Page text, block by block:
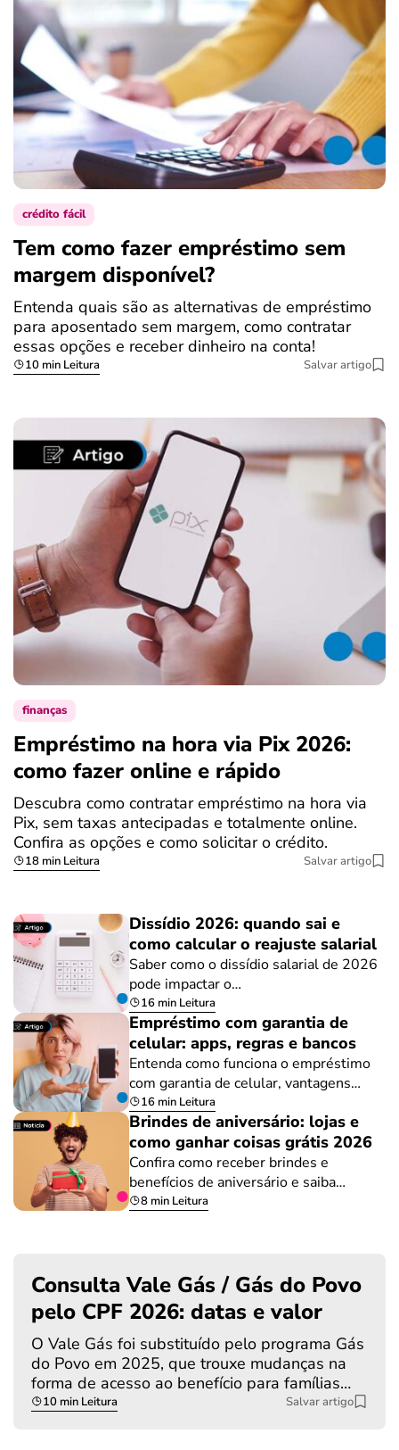
crédito fácil
Tem como fazer empréstimo sem
margem disponível?
Entenda quais são as alternativas de empréstimo
para aposentado sem margem, como contratar
essas opções e receber dinheiro na conta!
10 min Leitura Salvar artigo
finanças
Empréstimo na hora via Pix 2026:
como fazer online e rápido
Descubra como contratar empréstimo na hora via
Pix, sem taxas antecipadas e totalmente online.
Confira as opções e como solicitar o crédito.
18 min Leitura Salvar artigo
Dissídio 2026: quando sai e
como calcular o reajuste salarial
Saber como o dissídio salarial de 2026
pode impactar o…
16 min Leitura
Empréstimo com garantia de
celular: apps, regras e bancos
Entenda como funciona o empréstimo
com garantia de celular, vantagens…
16 min Leitura
Brindes de aniversário: lojas e
como ganhar coisas grátis 2026
Confira como receber brindes e
benefícios de aniversário e saiba…
8 min Leitura
Consulta Vale Gás / Gás do Povo
pelo CPF 2026: datas e valor
O Vale Gás foi substituído pelo programa Gás
do Povo em 2025, que trouxe mudanças na
forma de acesso ao benefício para famílias…
10 min Leitura Salvar artigo